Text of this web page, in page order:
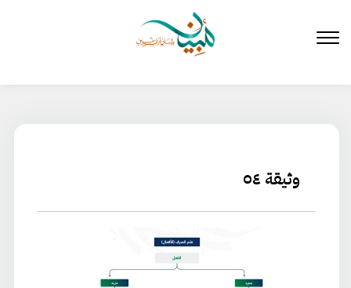
المحتوى
وثيقة ٥٤